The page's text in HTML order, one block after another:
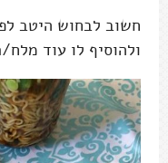
חשוב לבחוש היטב
ולהוסיף לו עוד